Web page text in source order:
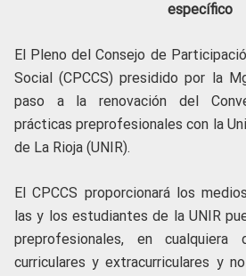
específico
El Pleno del Consejo de
Social (CPCCS) presidido por la
paso a la renovación del
prácticas preprofesionales con la
de La Rioja (UNIR).
El CPCCS proporcionará los
las y los estudiantes de la UNIR
preprofesionales, en cualquiera
curriculares y extracurriculares y